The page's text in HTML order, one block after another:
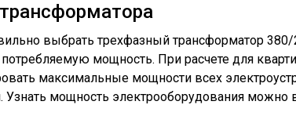
выбрать трехфазный трансформатор
потребляемую мощность. При расчете для
максимальные мощности всех
Узнать мощность электрооборудования можно в